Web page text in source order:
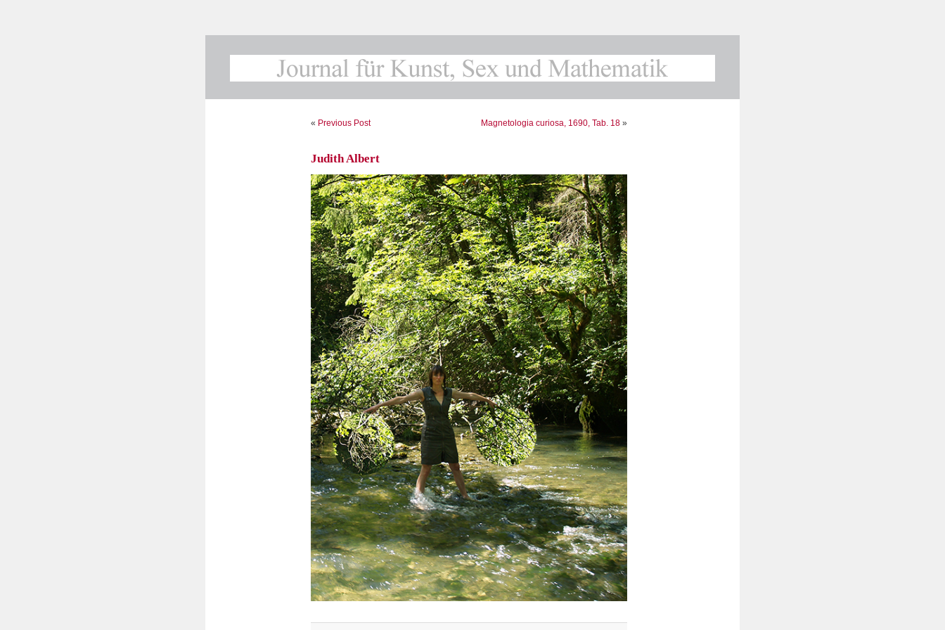
« Previous Post Magnetologia curiosa, 1690, Tab. 18 »
Judith Albert